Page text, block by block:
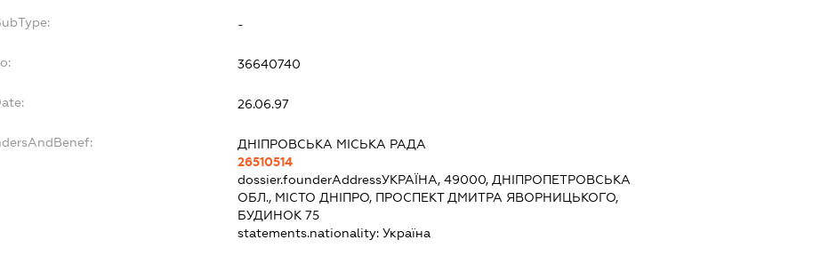
-
36640740
26.06.97
ДНІПРОВСЬКА МІСЬКА РАДА
26510514
dossier.founderAddressУКРАЇНА, 49000, ДНІПРОПЕТРОВСЬКА
ОБЛ., МІСТО ДНІПРО, ПРОСПЕКТ ДМИТРА ЯВОРНИЦЬКОГО,
БУДИНОК 75
statements.nationality:Україна